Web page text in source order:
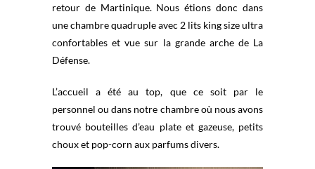
retour de Martinique. Nous étions donc dans
une chambre quadruple avec 2 lits king size ultra
confortables et vue sur la grande arche de La
Défense.
L’accueil a été au top, que ce soit par le
personnel ou dans notre chambre où nous avons
trouvé bouteilles d’eau plate et gazeuse, petits
choux et pop-corn aux parfums divers.